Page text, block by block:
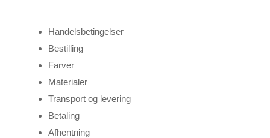
Handelsbetingelser
Bestilling
Farver
Materialer
Transport og levering
Betaling
Afhentning